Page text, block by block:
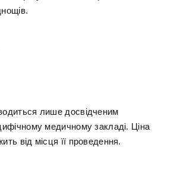
лише досвідченим
медичному закладі. Ціна
від місця її проведення.